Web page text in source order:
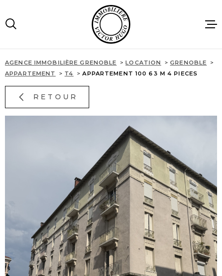
menu
contenu
ACCUEIL
IMMOBILIER
AGENCE
ALERTE E-
CONTACT
AGENCE IMMOBILIÈRE GRENOBLE LOCATION
GRENOBLE
APPARTEMENT
T4 APPARTEMENT 100 63 M 4 PIECES
RETOUR